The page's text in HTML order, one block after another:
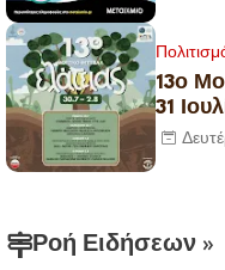
13ο
31
Ροή Ειδήσεων »